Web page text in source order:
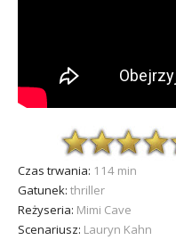
Czas trwania: 114 min
Gatunek: thriller
Reżyseria: Mimi Cave
Scenariusz: Lauryn Kahn